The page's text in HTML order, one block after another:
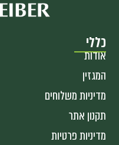
כללי
אודות
המגזין
מדיניות משלוחים
תקנון אתר
מדיניות פרטיות